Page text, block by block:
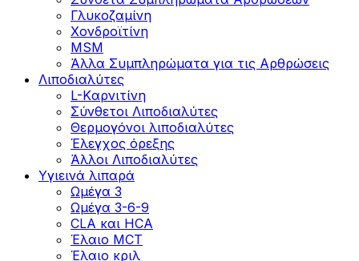
Γλυκοζαμίνη
Χονδροϊτίνη
MSM
Άλλα Συμπληρώματα για τις Αρθρώσεις
Λιποδιαλύτες
L-Kαρνιτίνη
Σύνθετοι Λιποδιαλύτες
Θερμογόνοι λιποδιαλύτες
Έλεγχος όρεξης
Άλλοι Λιποδιαλύτες
Υγιεινά λιπαρά
Ωμέγα 3
Ωμέγα 3-6-9
CLA και HCA
Έλαιο MCT
Έλαιο κριλ